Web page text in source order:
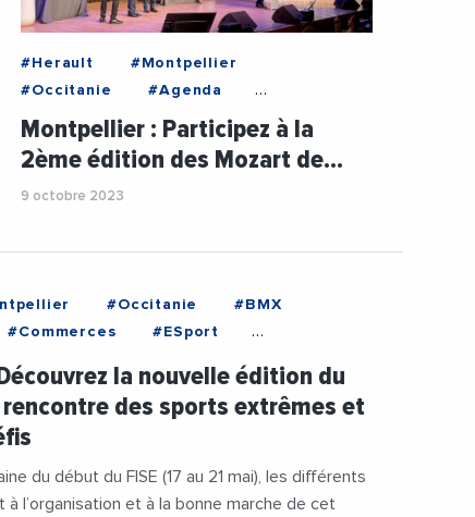
#Herault
#Montpellier
#Occitanie
#Agenda
#AndreDeljarry
#CaisseDEpargneLR
#CaroleDelga
#CCIHerault
#CercleMozart
#ChristianBoidin
#EmmanuelBrehmer
#Entreprises
#JeanMarcMaillot
#JulienDeljarry
#KamelChibli
#LaurentNicollin
#MHB
#Veolia
Montpellier : Participez à la
2ème édition des Mozart de…
9 octobre 2023
#Occitanie
#BMX
#Commerces
#ESport
#Jeunesse
#KamelChibli
#RegionOccitanie1 #RSE
#Skate
#Videos #VilleDeMontpellier
la nouvelle édition du
rencontre des sports extrêmes et
du début du FISE (17 au 21 mai), les différents
l’organisation et à la bonne marche de cet